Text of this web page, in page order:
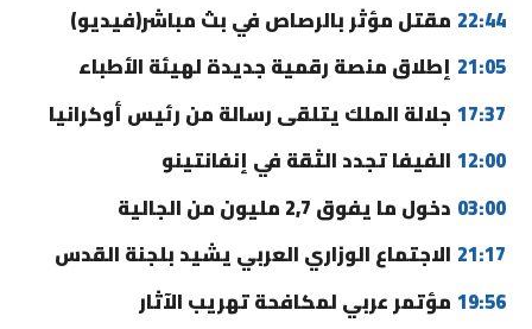
22:44 مقتل مؤثر بالرصاص في بث مباشر(فيديو)
21:05 إطلاق منصة رقمية جديدة لهيئة الأطباء
17:37 جلالة الملك يتلقى رسالة من رئيس أوكرانيا
12:00 الفيفا تجدد الثقة في إنفانتينو
03:00 دخول ما يفوق 2,7 مليون من الجالية
21:17 الاجتماع الوزاري العربي يشيد بلجنة القدس
19:56 مؤتمر عربي لمكافحة تهريب الآثار